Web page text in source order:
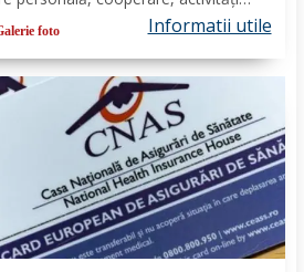
totală de la telefon. O tabără
vacanță!...
foto Informatii utile